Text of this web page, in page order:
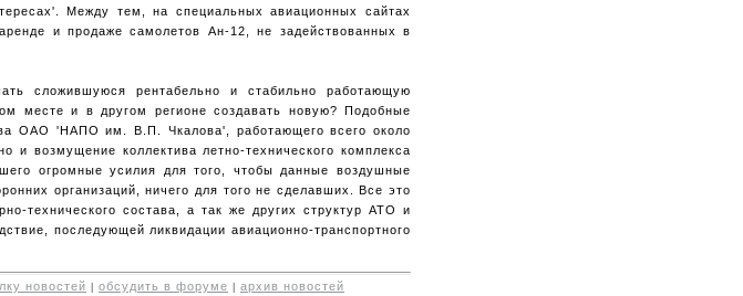
Между тем, на специальных авиационных сайтах
и продаже самолетов Ан-12, не задействованных в
сложившуюся рентабельно и стабильно работающую
месте и в другом регионе создавать новую? Подобные
ОАО 'НАПО им. В.П. Чкалова', работающего всего около
и возмущение коллектива летно-технического комплекса
огромные усилия для того, чтобы данные воздушные
организаций, ничего для того не сделавших. Все это
технического состава, а так же других структур АТО и
последующей ликвидации авиационно-транспортного
новостей обсудить в форуме архив новостей